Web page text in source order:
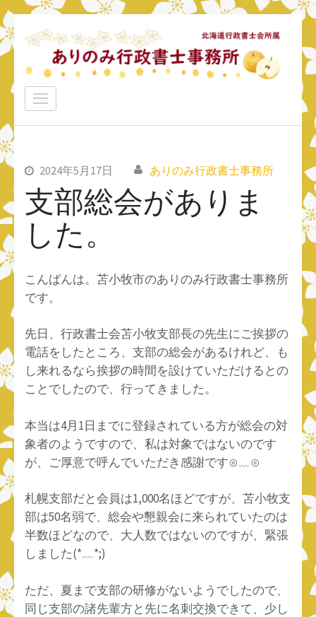
ン
ツ
へ
ス
キ
ッ
プ
(Enter
押
す)
ありのみ行政書士事務所
あなたのナシをアリ！に変えていきたい
2024年5月17日 ありのみ行政書士事務所
支部総会がありま
した。
こんばんは。苫小牧市のありのみ行政書士事務所
です。
先日、行政書士会苫小牧支部長の先生にご挨拶の
電話をしたところ、支部の総会があるけれど、も
し来れるなら挨拶の時間を設けていただけるとの
ことでしたので、行ってきました。
本当は4月1日までに登録されている方が総会の対
象者のようですので、私は対象ではないのです
が、ご厚意で呼んでいただき感謝です⊙⁠﹏⁠⊙
札幌支部だと会員は1,000名ほどですが、苫小牧支
部は50名弱で、総会や懇親会に来られていたのは
半数ほどなので、大人数ではないのですが、緊張
しました(⁠*⁠﹏⁠*⁠;⁠)
ただ、夏まで支部の研修がないようでしたので、
同じ支部の諸先輩方と先に名刺交換できて、少し